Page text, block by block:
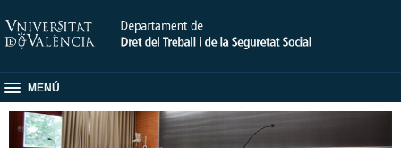
MENÚ